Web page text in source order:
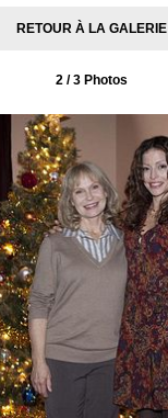
RETOUR À LA GALERIE
2 / 3 Photos